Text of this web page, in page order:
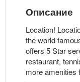
Описание
Location!
the world
offers 5 Star
restaurant,
more amenities